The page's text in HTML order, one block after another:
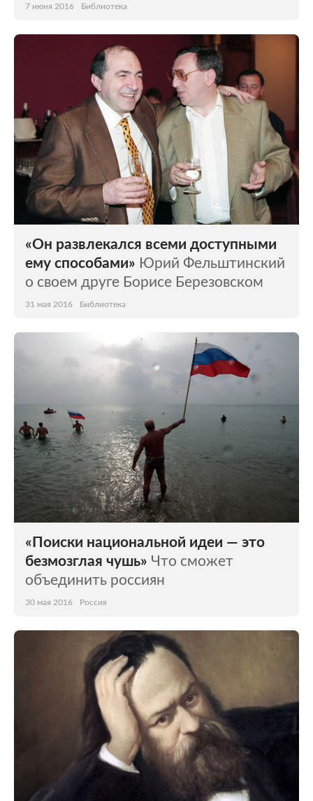
7 июня 2016 Библиотека
«Он развлекался всеми доступными
ему способами» Юрий Фельштинский
о своем друге Борисе Березовском
31 мая 2016 Библиотека
«Поиски национальной идеи — это
безмозглая чушь» Что сможет
объединить россиян
30 мая 2016 Россия